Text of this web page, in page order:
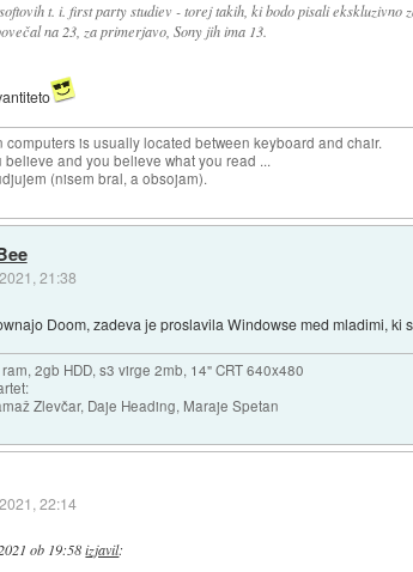
t. i. first party studiev - torej takih, ki bodo pisali ekskluzivno
na 23, za primerjavo, Sony jih ima 13.
computers is usually located between keyboard and chair.
believe and you believe what you read ...
(nisem bral, a obsojam).
21:38
Doom, zadeva je proslavila Windowse med mladimi, ki
2gb HDD, s3 virge 2mb, 14" CRT 640x480
Zlevčar, Daje Heading, Maraje Spetan
22:14
ob 19:58 izjavil: